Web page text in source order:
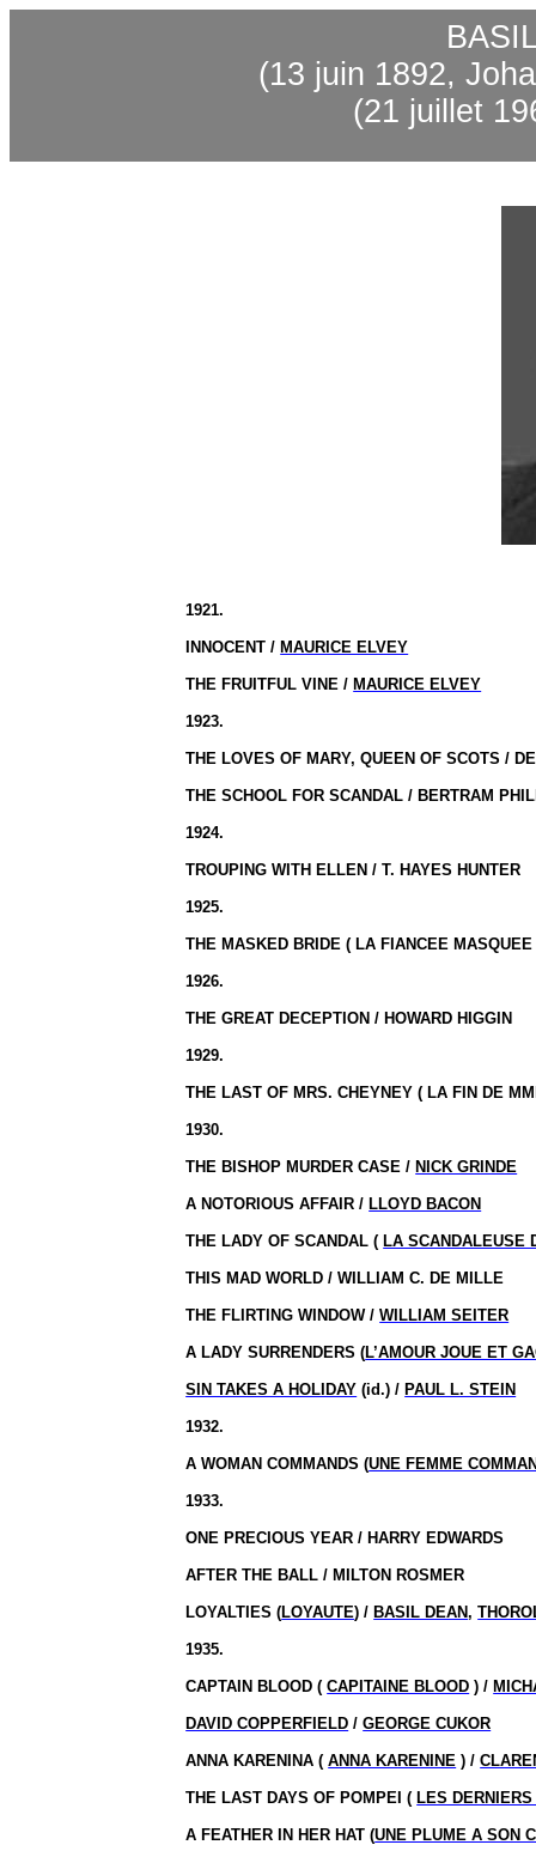
(13 juin 1892,
(21 juillet
1921.
INNOCENT / MAURICE ELVEY
THE FRUITFUL VINE / MAURICE ELVEY
1923.
THE LOVES OF MARY, QUEEN OF SCOTS /
THE SCHOOL FOR SCANDAL / BERTRAM
1924.
TROUPING WITH ELLEN / T. HAYES HUNTER
1925.
THE MASKED BRIDE ( LA FIANCEE
1926.
THE GREAT DECEPTION / HOWARD HIGGIN
1929.
THE LAST OF MRS. CHEYNEY ( LA FIN DE
1930.
THE BISHOP MURDER CASE / NICK GRINDE
A NOTORIOUS AFFAIR / LLOYD BACON
THE LADY OF SCANDAL ( LA SCANDALEUSE
THIS MAD WORLD / WILLIAM C. DE MILLE
THE FLIRTING WINDOW /WILLIAM SEITER
A LADY SURRENDERS (L’AMOUR JOUE ET
SIN TAKES A HOLIDAY (id.) / PAUL L. STEIN
1932.
A WOMAN COMMANDS (UNE FEMME
1933.
ONE PRECIOUS YEAR / HARRY EDWARDS
AFTER THE BALL / MILTON ROSMER
LOYALTIES (LOYAUTE) / BASIL DEAN,
1935.
CAPTAIN BLOOD (CAPITAINE BLOOD ) /
DAVID COPPERFIELD /GEORGE CUKOR
ANNA KARENINA (ANNA KARENINE ) /
THE LAST DAYS OF POMPEI ( LES
A FEATHER IN HER HAT (UNE PLUME A SON